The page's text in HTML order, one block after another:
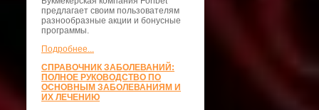
предлагает своим пользователям
разнообразные акции и бонусные
программы.
Подробнее...
СПРАВОЧНИК ЗАБОЛЕВАНИЙ:
ПОЛНОЕ РУКОВОДСТВО ПО
ОСНОВНЫМ ЗАБОЛЕВАНИЯМ И
ИХ ЛЕЧЕНИЮ